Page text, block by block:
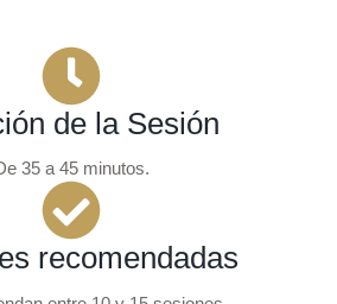
de la Sesión
35 a 45 minutos.
recomendadas